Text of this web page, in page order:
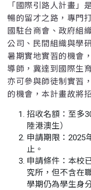
「國際引路人計畫」
暢的留才之路，專門
國駐台商會、政府組
公司、民間組織與學
暑期實地實習的機會
導師，冀達到國際生
亦可參與師徒制實習
的機會，本計畫故將
招收名額：至多
陸港澳生）
申請期限：2025
止。
申請條件：本校
究所，但不含在
學期仍為學生身